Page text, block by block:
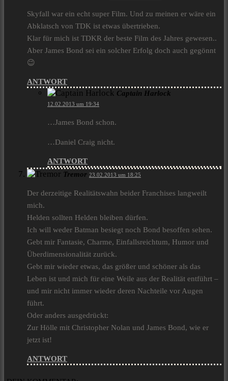
Skyfall war ein echt super Film. Und zu meinen er wäre ein
Abklatsch von TDK ist etwas übertrieben.
Klar für mich ist TDKR der beste Film des Jahres gewesen..
Aber James Bond sei ein solcher Erfolg doch auch gegönnt
😉
ANTWORT
Captain Harlock
12.02.2013 um 19:34
…James Bond schon.
…Daniel Craig nicht.
ANTWORT
Tremor 23.02.2013 um 18:25
Der derzeitige Realitätswahn beider Franchises langweilt
mich.
Helden sollten Helden bleiben dürfen.
Ich will weder Batman besiegt noch Bond besoffen sehen.
Gebt mir Fantasie, Charme, Einfallsreichtum, Humor und
Überdimensionalität zurück.
Gebt mir wieder etwas, das größer und schöner als das
Leben ist und mich für eine Weile aus der Realität entführt –
und mir nicht immer wieder deren Nachteile vor Augen
führt.
Oder anders ausgedrückt:
Zur Hölle mit Christopher Nolan und James Bond, wie er
jetzt ist!
ANTWORT